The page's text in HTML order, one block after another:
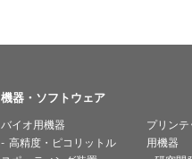
機器・ソフトウェア
バイオ用機器
高精度・ピコリットル
プリン
用機器